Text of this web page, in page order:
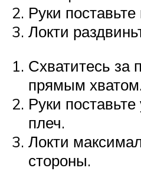
Руки
Локти
Схватитесь за
прямым
Руки
плеч.
Локти
стороны.